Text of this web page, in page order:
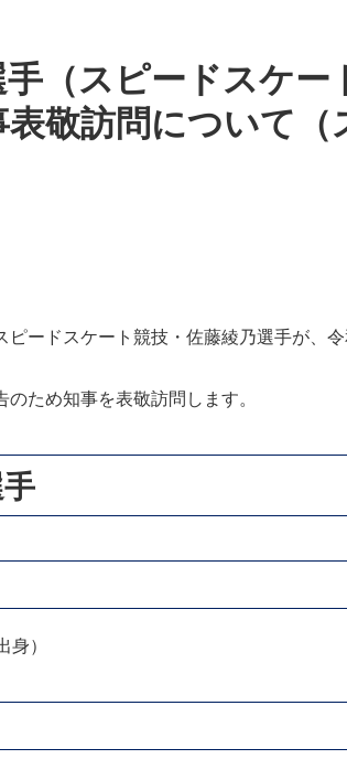
（スピードスケー
表敬訪問について（
ピードスケート競技・佐藤綾乃選手が、
ため知事を表敬訪問します。
身）